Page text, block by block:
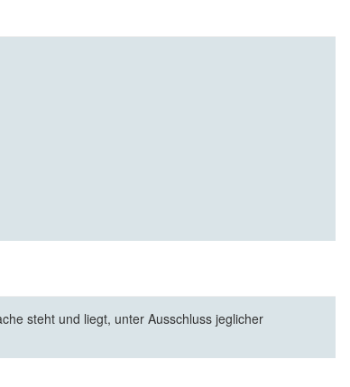
steht und liegt, unter Ausschluss jeglicher